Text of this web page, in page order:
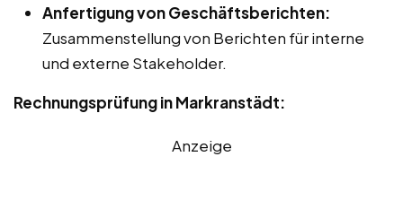
Anfertigung von Geschäftsberichten:
Zusammenstellung von Berichten für interne
und externe Stakeholder.
Rechnungsprüfung in Markranstädt:
Anzeige